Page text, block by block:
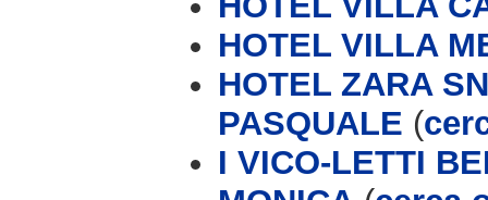
HOTEL VILLA
HOTEL ZARA
PASQUALE (
I VICO-LETTI